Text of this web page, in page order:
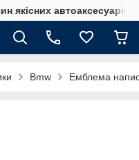
якісних автоаксесуарів
Bmw Емблема